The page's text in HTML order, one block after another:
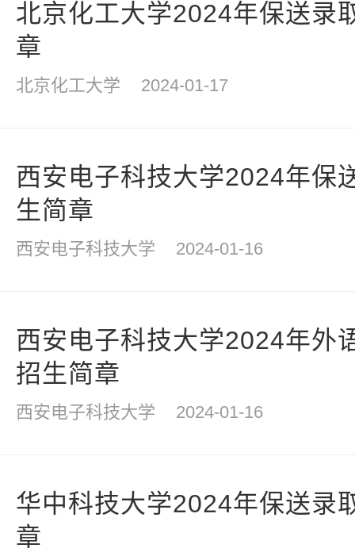
北京化工大学2024年保送录
章
北京化工大学 2024-01-17
西安电子科技大学2024年保
生简章
西安电子科技大学 2024-01-16
西安电子科技大学2024年外
招生简章
西安电子科技大学 2024-01-16
华中科技大学2024年保送录
章